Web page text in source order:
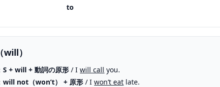
to
will）
S + will + 動詞の原形 / Iwill call you.
will not（won’t） + 原形 / Iwon’t eat late.